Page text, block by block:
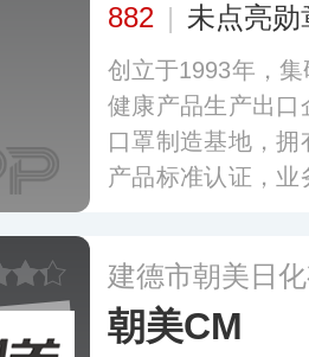
882 | 未点亮勋
创立于1993年，
健康产品生产出
口罩制造基地，
产品标准认证，
销海外60多个国
建德市朝美日
朝美CM